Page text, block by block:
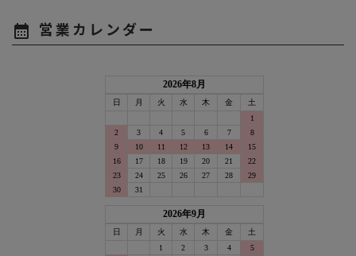
calendar_month 営業カレンダー